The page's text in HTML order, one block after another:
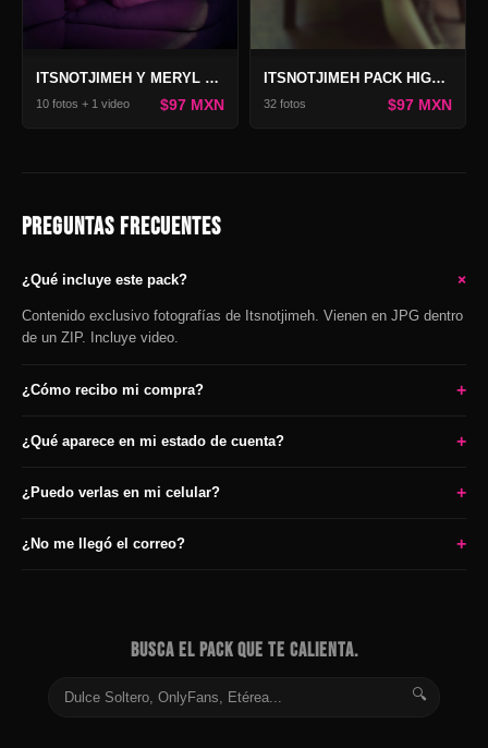
ITSNOTJIMEH Y MERYL MESS PACK MIDNIGHT TOUCH
10 fotos + 1 video $97 MXN
ITSNOTJIMEH PACK HIGH TEMPTATION
32 fotos $97 MXN
PREGUNTAS FRECUENTES
¿Qué incluye este pack? +
Contenido exclusivo fotografías de Itsnotjimeh. Vienen en JPG dentro
de un ZIP. Incluye video.
¿Cómo recibo mi compra? +
¿Qué aparece en mi estado de cuenta? +
¿Puedo verlas en mi celular? +
¿No me llegó el correo? +
BUSCA EL PACK QUE TE CALIENTA.
🔍